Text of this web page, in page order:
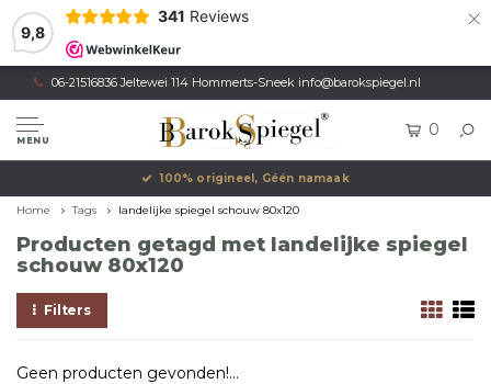
9,8
341 Reviews ×
06-21516836 Jeltewei 114 Hommerts-Sneek info@barokspiegel.nl
MENU
0
100% origineel, Géén namaak
Home Tags landelijke spiegel schouw 80x120
Producten getagd met landelijke spiegel
schouw 80x120
Filters
Geen producten gevonden!...